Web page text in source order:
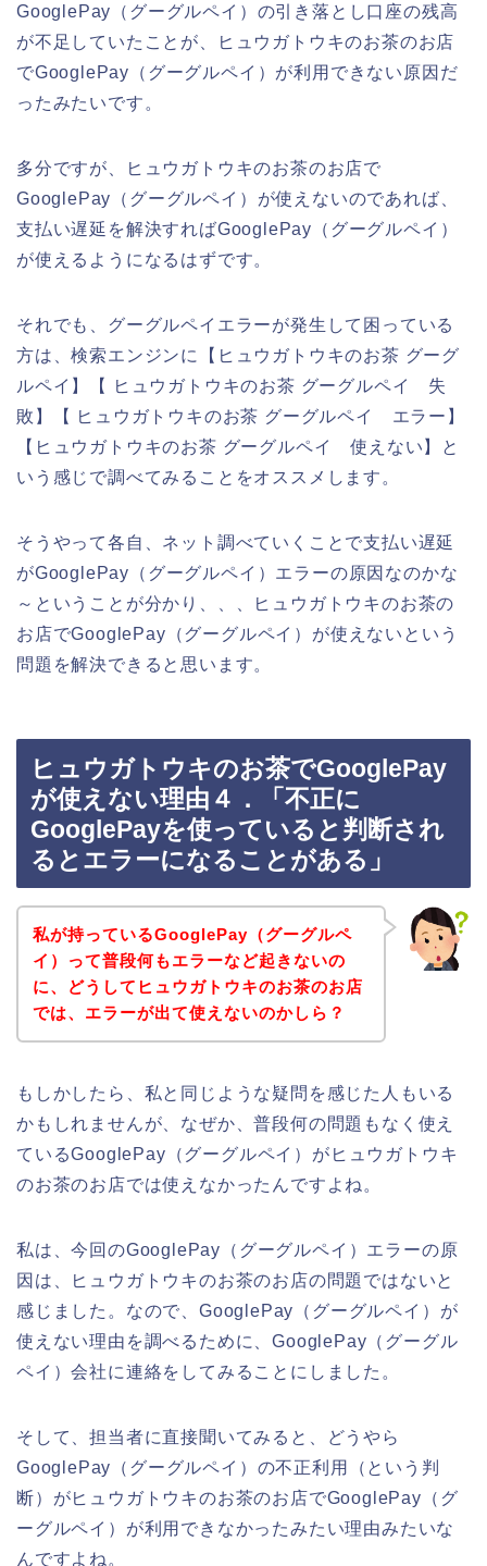
GooglePay（グーグルペイ）の引き落とし口座の残高
が不足していたことが、ヒュウガトウキのお茶のお店
でGooglePay（グーグルペイ）が利用できない原因だ
ったみたいです。
多分ですが、ヒュウガトウキのお茶のお店で
GooglePay（グーグルペイ）が使えないのであれば、
支払い遅延を解決すればGooglePay（グーグルペイ）
が使えるようになるはずです。
それでも、グーグルペイエラーが発生して困っている
方は、検索エンジンに【ヒュウガトウキのお茶 グーグ
ルペイ】【 ヒュウガトウキのお茶 グーグルペイ 失
敗】【 ヒュウガトウキのお茶 グーグルペイ エラー】
【ヒュウガトウキのお茶 グーグルペイ 使えない】と
いう感じで調べてみることをオススメします。
そうやって各自、ネット調べていくことで支払い遅延
がGooglePay（グーグルペイ）エラーの原因なのかな
～ということが分かり、、、ヒュウガトウキのお茶の
お店でGooglePay（グーグルペイ）が使えないという
問題を解決できると思います。
ヒュウガトウキのお茶でGooglePay
が使えない理由４．「不正に
GooglePayを使っていると判断され
るとエラーになることがある」
私が持っているGooglePay（グーグルペ
イ）って普段何もエラーなど起きないの
に、どうしてヒュウガトウキのお茶のお店
では、エラーが出て使えないのかしら？
もしかしたら、私と同じような疑問を感じた人もいる
かもしれませんが、なぜか、普段何の問題もなく使え
ているGooglePay（グーグルペイ）がヒュウガトウキ
のお茶のお店では使えなかったんですよね。
私は、今回のGooglePay（グーグルペイ）エラーの原
因は、ヒュウガトウキのお茶のお店の問題ではないと
感じました。なので、GooglePay（グーグルペイ）が
使えない理由を調べるために、GooglePay（グーグル
ペイ）会社に連絡をしてみることにしました。
そして、担当者に直接聞いてみると、どうやら
GooglePay（グーグルペイ）の不正利用（という判
断）がヒュウガトウキのお茶のお店でGooglePay（グ
ーグルペイ）が利用できなかったみたい理由みたいな
んですよね。